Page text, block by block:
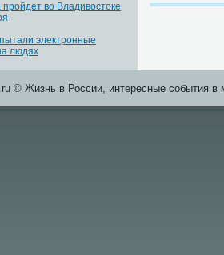
пройдет во Владивостоке
электронные
людях
© Жизнь в России, интересные события в